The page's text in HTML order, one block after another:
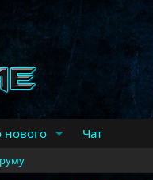
нового Чат